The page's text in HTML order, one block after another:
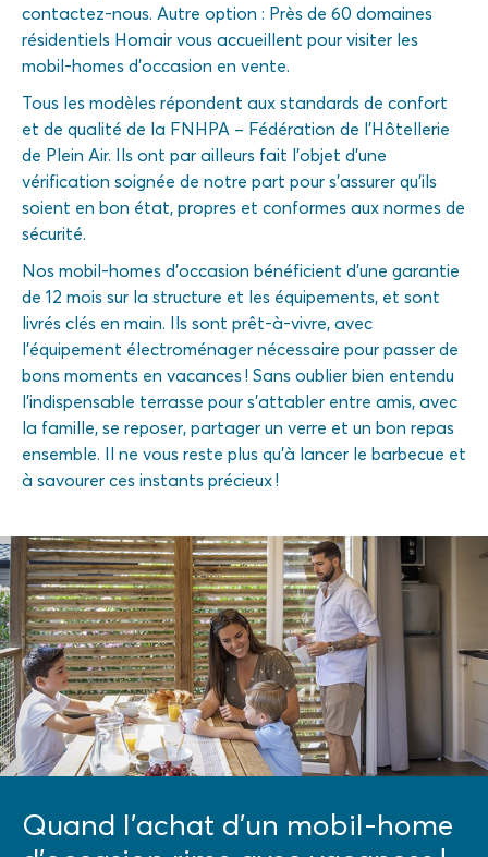
Quand l’achat d’un mobil-home
contactez-nous. Autre option : Près de 60 domaines
résidentiels Homair vous accueillent pour visiter les
mobil-homes d’occasion en vente.
Tous les modèles répondent aux standards de confort
et de qualité de la FNHPA – Fédération de l’Hôtellerie
de Plein Air. Ils ont par ailleurs fait l’objet d’une
vérification soignée de notre part pour s’assurer qu’ils
soient en bon état, propres et conformes aux normes de
sécurité.
Nos mobil-homes d’occasion bénéficient d’une garantie
de 12 mois sur la structure et les équipements, et sont
livrés clés en main. Ils sont prêt-à-vivre, avec
l’équipement électroménager nécessaire pour passer de
bons moments en vacances ! Sans oublier bien entendu
l’indispensable terrasse pour s’attabler entre amis, avec
la famille, se reposer, partager un verre et un bon repas
ensemble. Il ne vous reste plus qu’à lancer le barbecue et
à savourer ces instants précieux !